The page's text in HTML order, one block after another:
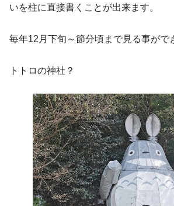
いを柱に直接書くことが出来ます。
毎年12月下旬～節分頃まで見る事がで
トトロの神社？